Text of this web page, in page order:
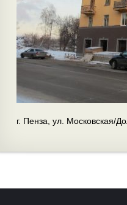
г. Пенза, ул. Московская/